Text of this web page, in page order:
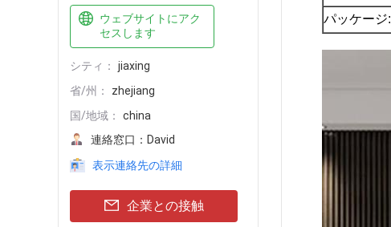
ウェブサイトにアク
セスします
シティ：
jiaxing
省/州：
zhejiang
国/地域：
china
連絡窓口： David
表示連絡先の詳細
企業との接触
パッケージ: